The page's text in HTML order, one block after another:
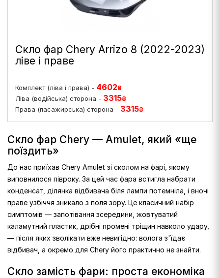
Скло фар Chery Arrizo 8 (2022-2023)
ліве і праве
Комплект (ліва і права) - 4602₴
Ліва (водійська) сторона - 3315₴
Права (пасажирська) сторона - 3315₴
Скло фар Chery — Amulet, який «ще
поїздить»
До нас приїхав Chery Amulet зі сколом на фарі, якому
виповнилося півроку. За цей час фара встигла набрати
конденсат, ділянка відбивача біля лампи потемніла, і вночі
праве узбіччя зникало з поля зору. Це класичний набір
симптомів — запотівання зсередини, жовтуватий
каламутний пластик, дрібні промені тріщин навколо удару,
— після яких зволікати вже невигідно: волога з'їдає
відбивач, а окремо для Chery його практично не знайти.
Скло замість фари: проста економіка